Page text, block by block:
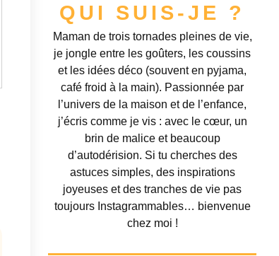
QUI SUIS-JE ?
Maman de trois tornades pleines de vie,
je jongle entre les goûters, les coussins
et les idées déco (souvent en pyjama,
café froid à la main). Passionnée par
l’univers de la maison et de l’enfance,
j’écris comme je vis : avec le cœur, un
brin de malice et beaucoup
d’autodérision. Si tu cherches des
astuces simples, des inspirations
joyeuses et des tranches de vie pas
toujours Instagrammables… bienvenue
chez moi !